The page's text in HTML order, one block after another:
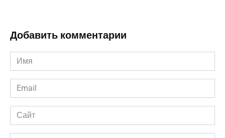
Добавить комментарии
Имя
*
Email
*
Сайт